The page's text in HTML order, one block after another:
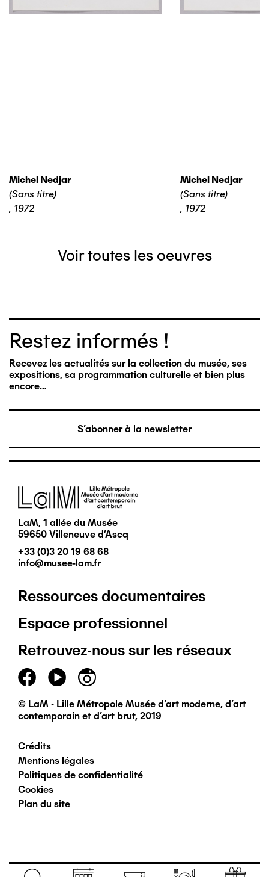
Michel Nedjar
(Sans titre)
, 1972
Michel Nedjar
(Sans titre)
, 1972
Voir toutes les oeuvres
Restez informés !
Recevez les actualités sur la collection du musée, ses
expositions, sa programmation culturelle et bien plus
encore…
S'abonner à la newsletter
Image
LaM, 1 allée du Musée
59650 Villeneuve d'Ascq
+33 (0)3 20 19 68 68
info@musee-lam.fr
Pied
de
page
principal
Ressources documentaires
Espace professionnel
Retrouvez-nous sur les réseaux
© LaM - Lille Métropole Musée d'art moderne, d'art
contemporain et d'art brut, 2019
Pied
de
page
Crédits
Mentions légales
Politiques de confidentialité
Cookies
Plan du site